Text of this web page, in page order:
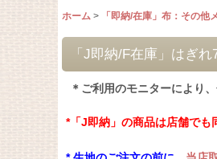
ホーム > 「即納/在庫」布：その他
「J即納/F在庫」はぎ
＊ご利用のモニターにより
*「J即納」の商品は店舗でも